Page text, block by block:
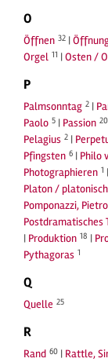
O
Öffnen 32 |
Orgel 11 |Osten /
P
Palmsonntag 2 |
Paolo 5 | Passion 20
Pelagius 2 |
Pfingsten 6 | Philo
Photographieren 1 |
Platon / platonisch
Pomponazzi, Pietro
Postdramatisches
| Produktion 18 |
Pythagoras 1
Q
Quelle 25
R
Rand 60 | Rattle,